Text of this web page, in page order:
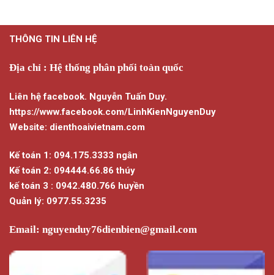
THÔNG TIN LIÊN HỆ
Địa chỉ : Hệ thống phân phối toàn quốc
Liên hệ facebook. Nguyễn Tuấn Duy.
https://www.facebook.com/LinhKienNguyenDuy
Website: dienthoaivietnam.com
Kế toán 1: 094.175.3333 ngân
Kế toán 2: 094444.66.86 thúy
kế toán 3 : 0942.480.766 huyền
Quản lý: 0977.55.3235
Email: nguyenduy76dienbien@gmail.com